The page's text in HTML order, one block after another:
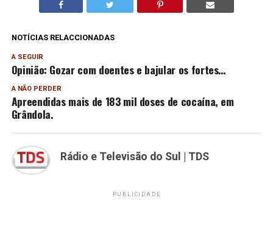
NOTÍCIAS RELACCIONADAS
A SEGUIR
Opinião: Gozar com doentes e bajular os fortes…
A NÃO PERDER
Apreendidas mais de 183 mil doses de cocaína, em
Grândola.
Rádio e Televisão do Sul | TDS
PUBLICIDADE